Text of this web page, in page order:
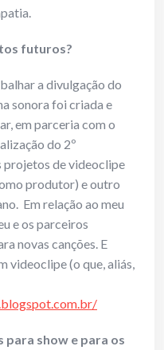
futuros?
a divulgação do
sonora foi criada e
em parceria com o
do 2º
projetos de videoclipe
produtor) e outro
Em relação ao meu
e os parceiros
novas canções. E
videoclipe (o que, aliás,
para show e para os